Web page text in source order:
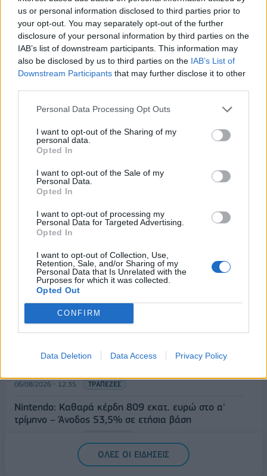
us or personal information disclosed to third parties prior to
your opt-out. You may separately opt-out of the further
disclosure of your personal information by third parties on the
IAB’s list of downstream participants. This information may
also be disclosed by us to third parties on the IAB’s List of
Downstream Participants that may further disclose it to other
Personal Data Processing Opt Outs
I want to opt-out of the Sharing of my
personal data.
Opted In
I want to opt-out of the Sale of my
Personal Data.
Opted In
I want to opt-out of processing my
Personal Data for Targeted Advertising.
Opted In
I want to opt-out of Collection, Use,
Retention, Sale, and/or Sharing of my
Personal Data that Is Unrelated with the
Purposes for which it was collected.
Opted Out
CONFIRM
Data Deletion Data Access Privacy Policy
Τ. Θεοδωρικάκος: “Στηρίζουμε την βιομηχανία για
μια οικονομία πιο ανταγωνιστική με καλύτερους
μισθούς”
06/08/2026 - 13:46 ΠΟΛΙΤΙΚΗ
06/08/2026 - 13:17 ΟΙΚΟΝΟΜΙΑ
Άνοιξε η πλατφόρμα για ενισχύσεις de minimis
ύψους 24,6 εκατ. ευρώ σε παραγωγούς
Χρηματοδότηση 8 εκατ. ευρώ σε 843 μέσα
ενημέρωσης- Ξεκίνησε το πενταετές πρόγραμμα
ενίσχυσης του Τύπου
06/08/2026 - 13:05 ΕΠΙΧΕΙΡΗΣΕΙΣ
LIDL HELLAS: Διεθνώς αναγνωρισμένα κρασιά στην
κορυφαία σχέση ποιότητας-τιμής
06/08/2026 - 12:55 ΕΠΙΧΕΙΡΗΣΕΙΣ
JUMBO: Αύξηση πωλήσεων 5% το επτάμηνο του
06/08/2026 - 12:43 ΕΠΙΧΕΙΡΗΣΕΙΣ
SoftBank: Μειωμένα 17,7% τα καθαρά κέρδη του
06/08/2026 - 12:35 ΤΡΑΠΕΖΕΣ
Nintendo: Καθαρά κέρδη 809 εκατ. ευρώ στο α'
τρίμηνο – Άνοδος 53,5% σε ετήσια βάση
ΟΛΕΣ ΟΙ ΕΙΔΗΣΕΙΣ